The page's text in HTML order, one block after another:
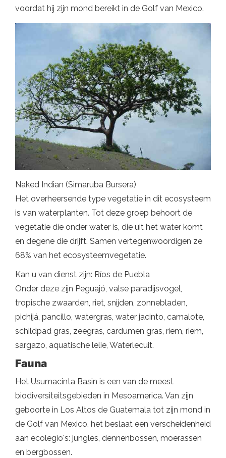
voordat hij zijn mond bereikt in de Golf van Mexico.
Naked Indian (Simaruba Bursera)
Het overheersende type vegetatie in dit ecosysteem
is van waterplanten. Tot deze groep behoort de
vegetatie die onder water is, die uit het water komt
en degene die drijft. Samen vertegenwoordigen ze
68% van het ecosysteemvegetatie.
Kan u van dienst zijn: Ríos de Puebla
Onder deze zijn Peguajó, valse paradijsvogel,
tropische zwaarden, riet, snijden, zonnebladen,
pichijá, pancillo, watergras, water jacinto, camalote,
schildpad gras, zeegras, cardumen gras, riem, riem,
sargazo, aquatische lelie, Waterlecuit.
Fauna
Het Usumacinta Basin is een van de meest
biodiversiteitsgebieden in Mesoamerica. Van zijn
geboorte in Los Altos de Guatemala tot zijn mond in
de Golf van Mexico, het beslaat een verscheidenheid
aan ecolegio's: jungles, dennenbossen, moerassen
en bergbossen.